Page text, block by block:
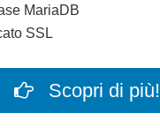
MariaDB
SSL
Scopri di più!